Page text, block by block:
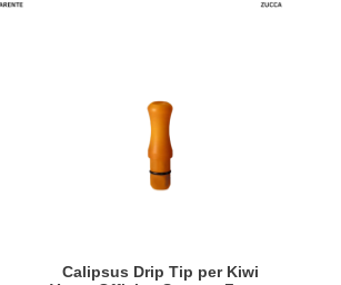
Calipsus Drip Tip per Kiwi